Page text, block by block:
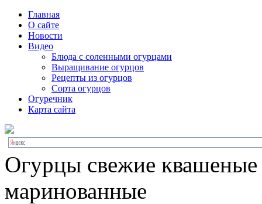
Главная
О сайте
Новости
Видео
Блюда с соленными огурцами
Выращивание огурцов
Рецепты из огурцов
Сорта огурцов
Огуречник
Карта сайта
Огурцы свежие
маринованные